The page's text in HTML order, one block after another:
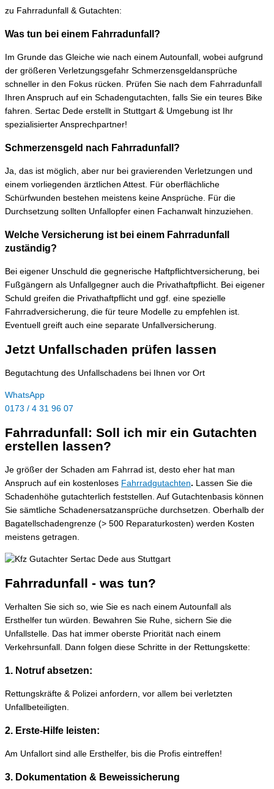
zu Fahrradunfall & Gutachten:
Was tun bei einem Fahrradunfall?
Im Grunde das Gleiche wie nach einem Autounfall, wobei aufgrund
der größeren Verletzungsgefahr Schmerzensgeldansprüche
schneller in den Fokus rücken. Prüfen Sie nach dem Fahrradunfall
Ihren Anspruch auf ein Schadengutachten, falls Sie ein teures Bike
fahren. Sertac Dede erstellt in Stuttgart & Umgebung ist Ihr
spezialisierter Ansprechpartner!
Schmerzensgeld nach Fahrradunfall?
Ja, das ist möglich, aber nur bei gravierenden Verletzungen und
einem vorliegenden ärztlichen Attest. Für oberflächliche
Schürfwunden bestehen meistens keine Ansprüche. Für die
Durchsetzung sollten Unfallopfer einen Fachanwalt hinzuziehen.
Welche Versicherung ist bei einem Fahrradunfall
zuständig?
Bei eigener Unschuld die gegnerische Haftpflichtversicherung, bei
Fußgängern als Unfallgegner auch die Privathaftpflicht. Bei eigener
Schuld greifen die Privathaftpflicht und ggf. eine spezielle
Fahrradversicherung, die für teure Modelle zu empfehlen ist.
Eventuell greift auch eine separate Unfallversicherung.
Jetzt Unfallschaden prüfen lassen
Begutachtung des Unfallschadens bei Ihnen vor Ort
WhatsApp
0173 / 4 31 96 07
Fahrradunfall: Soll ich mir ein Gutachten
erstellen lassen?
Je größer der Schaden am Fahrrad ist, desto eher hat man
Anspruch auf ein kostenloses Fahrradgutachten. Lassen Sie die
Schadenhöhe gutachterlich feststellen. Auf Gutachtenbasis können
Sie sämtliche Schadenersatzansprüche durchsetzen. Oberhalb der
Bagatellschadengrenze (> 500 Reparaturkosten) werden Kosten
meistens getragen.
Fahrradunfall - was tun?
Verhalten Sie sich so, wie Sie es nach einem Autounfall als
Ersthelfer tun würden. Bewahren Sie Ruhe, sichern Sie die
Unfallstelle. Das hat immer oberste Priorität nach einem
Verkehrsunfall. Dann folgen diese Schritte in der Rettungskette:
1. Notruf absetzen:
Rettungskräfte & Polizei anfordern, vor allem bei verletzten
Unfallbeteiligten.
2. Erste-Hilfe leisten:
Am Unfallort sind alle Ersthelfer, bis die Profis eintreffen!
3. Dokumentation & Beweissicherung